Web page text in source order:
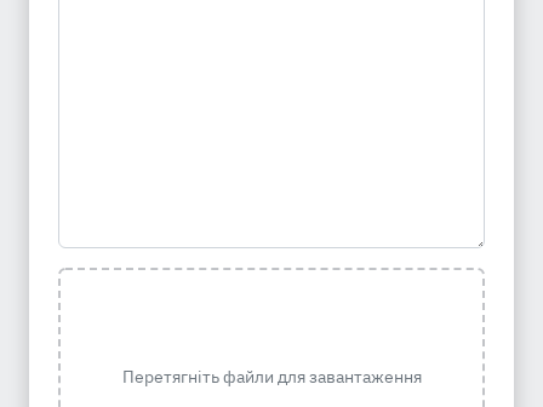
Перетягніть файли для завантаження